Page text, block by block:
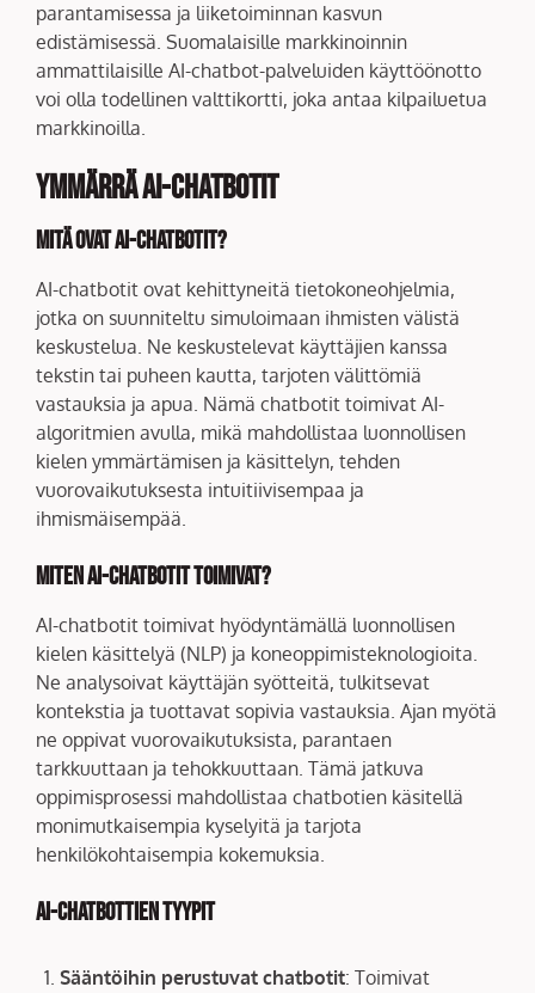
parantamisessa ja liiketoiminnan kasvun
edistämisessä. Suomalaisille markkinoinnin
ammattilaisille AI-chatbot-palveluiden käyttöönotto
voi olla todellinen valttikortti, joka antaa kilpailuetua
markkinoilla.
Ymmärrä AI-chatbotit
Mitä ovat AI-chatbotit?
AI-chatbotit ovat kehittyneitä tietokoneohjelmia,
jotka on suunniteltu simuloimaan ihmisten välistä
keskustelua. Ne keskustelevat käyttäjien kanssa
tekstin tai puheen kautta, tarjoten välittömiä
vastauksia ja apua. Nämä chatbotit toimivat AI-
algoritmien avulla, mikä mahdollistaa luonnollisen
kielen ymmärtämisen ja käsittelyn, tehden
vuorovaikutuksesta intuitiivisempaa ja
ihmismäisempää.
Miten AI-chatbotit toimivat?
AI-chatbotit toimivat hyödyntämällä luonnollisen
kielen käsittelyä (NLP) ja koneoppimisteknologioita.
Ne analysoivat käyttäjän syötteitä, tulkitsevat
kontekstia ja tuottavat sopivia vastauksia. Ajan myötä
ne oppivat vuorovaikutuksista, parantaen
tarkkuuttaan ja tehokkuuttaan. Tämä jatkuva
oppimisprosessi mahdollistaa chatbotien käsitellä
monimutkaisempia kyselyitä ja tarjota
henkilökohtaisempia kokemuksia.
AI-chatbottien tyypit
Sääntöihin perustuvat chatbotit: Toimivat